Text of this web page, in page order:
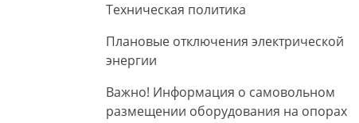
Техническая политика
Плановые отключения электрической
энергии
Важно! Информация о самовольном
размещении оборудования на опорах